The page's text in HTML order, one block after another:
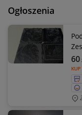
Ogłoszenia
60